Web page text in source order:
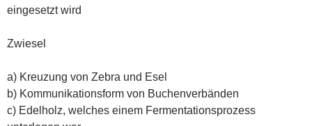
eingesetzt wird
Zwiesel
a) Kreuzung von Zebra und Esel
b) Kommunikationsform von Buchenverbänden
c) Edelholz, welches einem Fermentationsprozess